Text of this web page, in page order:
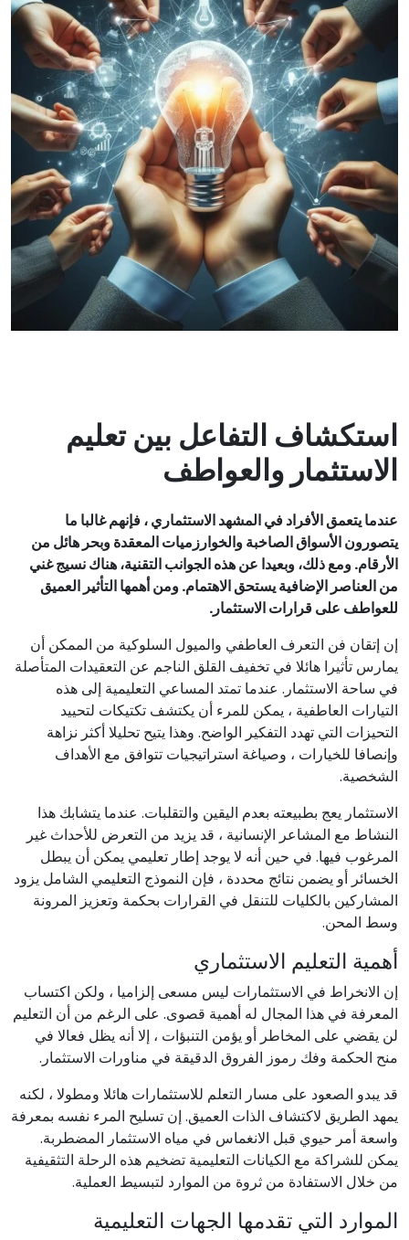
استكشاف التفاعل بين تعليم
الاستثمار والعواطف
عندما يتعمق الأفراد في المشهد الاستثماري ، فإنهم غالبا ما
يتصورون الأسواق الصاخبة والخوارزميات المعقدة وبحر هائل من
الأرقام. ومع ذلك، وبعيدا عن هذه الجوانب التقنية، هناك نسيج غني
من العناصر الإضافية يستحق الاهتمام. ومن أهمها التأثير العميق
للعواطف على قرارات الاستثمار.
إن إتقان فن التعرف العاطفي والميول السلوكية من الممكن أن
يمارس تأثيرا هائلا في تخفيف القلق الناجم عن التعقيدات المتأصلة
في ساحة الاستثمار. عندما تمتد المساعي التعليمية إلى هذه
التيارات العاطفية ، يمكن للمرء أن يكتشف تكتيكات لتحييد
التحيزات التي تهدد التفكير الواضح. وهذا يتيح تحليلا أكثر نزاهة
وإنصافا للخيارات ، وصياغة استراتيجيات تتوافق مع الأهداف
الشخصية.
الاستثمار يعج بطبيعته بعدم اليقين والتقلبات. عندما يتشابك هذا
النشاط مع المشاعر الإنسانية ، قد يزيد من التعرض للأحداث غير
المرغوب فيها. في حين أنه لا يوجد إطار تعليمي يمكن أن يبطل
الخسائر أو يضمن نتائج محددة ، فإن النموذج التعليمي الشامل يزود
المشاركين بالكليات للتنقل في القرارات بحكمة وتعزيز المرونة
وسط المحن.
أهمية التعليم الاستثماري
إن الانخراط في الاستثمارات ليس مسعى إلزاميا ، ولكن اكتساب
المعرفة في هذا المجال له أهمية قصوى. على الرغم من أن التعليم
لن يقضي على المخاطر أو يؤمن التنبؤات ، إلا أنه يظل فعالا في
منح الحكمة وفك رموز الفروق الدقيقة في مناورات الاستثمار.
قد يبدو الصعود على مسار التعلم للاستثمارات هائلا ومطولا ، لكنه
يمهد الطريق لاكتشاف الذات العميق. إن تسليح المرء نفسه بمعرفة
واسعة أمر حيوي قبل الانغماس في مياه الاستثمار المضطربة.
يمكن للشراكة مع الكيانات التعليمية تضخيم هذه الرحلة التثقيفية
من خلال الاستفادة من ثروة من الموارد لتبسيط العملية.
الموارد التي تقدمها الجهات التعليمية